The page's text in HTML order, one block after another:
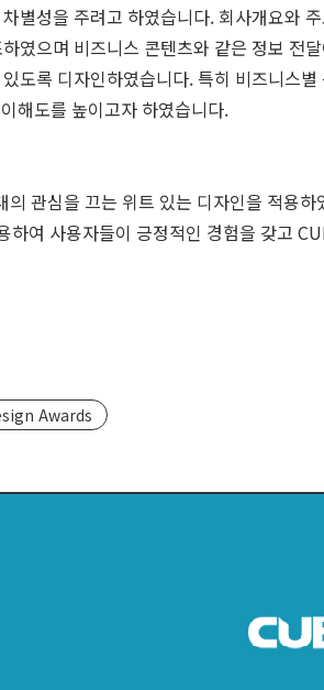
별성을 주려고 하였습니다. 회사개요와
였으며 비즈니스 콘텐츠와 같은 정보 전
도록 디자인하였습니다. 특히 비즈니스
해도를 높이고자 하였습니다.
관심을 끄는 위트 있는 디자인을 적용
여 사용자들이 긍정적인 경험을 갖고
Awards